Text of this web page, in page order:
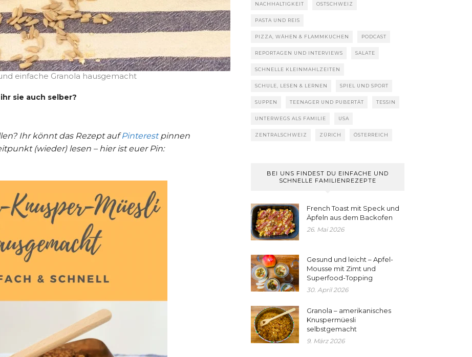
einfache Granola hausgemacht
sie auch selber?
Ihr könnt das Rezept aufPinterestpinnen
(wieder) lesen – hier ist euer Pin:
NACHHALTIGKEIT OSTSCHWEIZ
PASTA UND REIS
PIZZA, WÄHEN & FLAMMKUCHEN PODCAST
REPORTAGEN UND INTERVIEWS SALATE
SCHNELLE KLEINMAHLZEITEN
SCHULE, LESEN & LERNEN SPIEL UND SPORT
SUPPEN TEENAGER UND PUBERTÄT TESSIN
UNTERWEGS ALS FAMILIE USA
ZENTRALSCHWEIZ ZÜRICH ÖSTERREICH
BEI UNS FINDEST DU EINFACHE UND
SCHNELLE FAMILIENREZEPTE
French Toast mit Speck und
Äpfeln aus dem Backofen
26. Mai 2026
Gesund und leicht – Apfel-
Mousse mit Zimt und
Superfood-Topping
30. April 2026
Granola – amerikanisches
Knuspermüesli
selbstgemacht
9. März 2026